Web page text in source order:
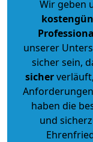
Wir geben
unserer
sicher sein,
sicher
haben die
und